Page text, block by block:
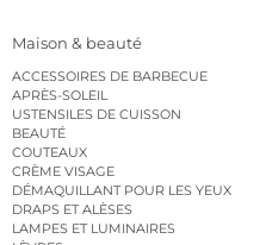
Maison & beauté
ACCESSOIRES DE BARBECUE
APRÈS-SOLEIL
USTENSILES DE CUISSON
BEAUTÉ
COUTEAUX
CRÈME VISAGE
DÉMAQUILLANT POUR LES YEUX
DRAPS ET ALÈSES
LAMPES ET LUMINAIRES